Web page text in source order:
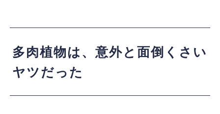
多肉植物は、意外と面倒くさい
ヤツだった